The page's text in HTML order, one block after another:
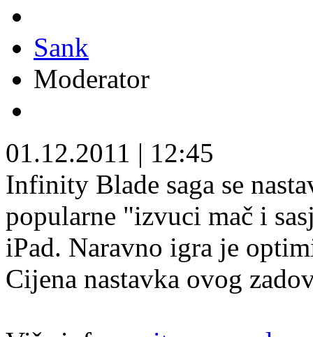
Sank
Moderator
01.12.2011 | 12:45
Infinity Blade saga se
popularne "izvuci mač i
iPad. Naravno igra je
Cijena nastavka ovog